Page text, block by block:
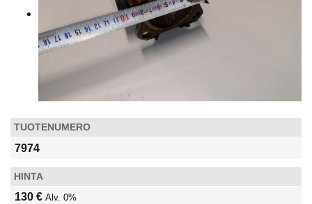
TUOTENUMERO
7974
HINTA
130 € Alv. 0%